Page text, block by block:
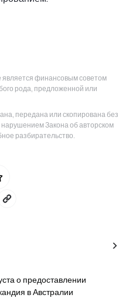
финансовым советом
рода, предложенной или
передана или скопирована без
Закона об авторском
разбирательство.
о предоставлении
в Австралии